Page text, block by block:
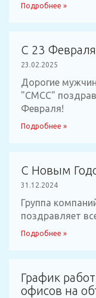
Подробнее »
С 23
23.02.2025
Дорогие
"СМСС"
Февраля!
Подробнее »
С Новым
31.12.2024
Группа
поздравляет
Подробнее »
График
офисов на